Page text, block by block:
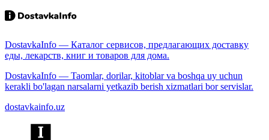
DostavkaInfo — Каталог сервисов, предлагающих доставку
еды, лекарств, книг и товаров для дома.
DostavkaInfo — Taomlar, dorilar, kitoblar va boshqa uy uchun
kerakli bo'lagan narsalarni yetkazib berish xizmatlari bor servislar.
dostavkainfo.uz